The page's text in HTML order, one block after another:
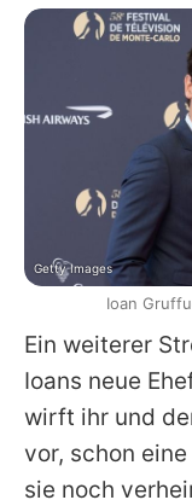
Ein weiterer
Ioans neue
wirft ihr und
vor, schon
sie noch
Getty Images
Ioan